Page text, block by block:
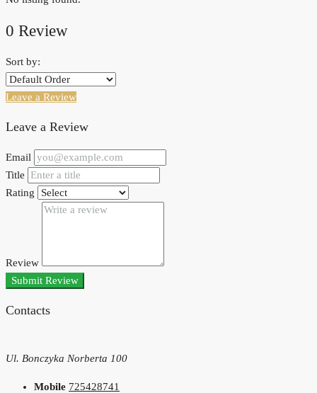
0 Review
Sort by:
Leave a Review
Leave a Review
Email
Title
Rating
Review
Submit Review
Contacts
Ul. Bonczyka Norberta 100
Mobile 725428741